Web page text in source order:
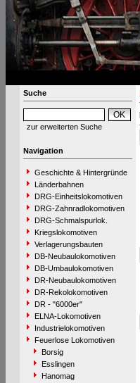
Suche
zur erweiterten Suche
Navigation
Geschichte & Hintergründe
Länderbahnen
DRG-Einheitslokomotiven
DRG-Zahnradlokomotiven
DRG-Schmalspurlok.
Kriegslokomotiven
Verlagerungsbauten
DB-Neubaulokomotiven
DB-Umbaulokomotiven
DR-Neubaulokomotiven
DR-Rekolokomotiven
DR - "6000er"
ELNA-Lokomotiven
Industrielokomotiven
Feuerlose Lokomotiven
Borsig
Esslingen
Hanomag